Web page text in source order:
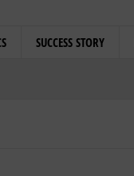
SUCCESS STORY